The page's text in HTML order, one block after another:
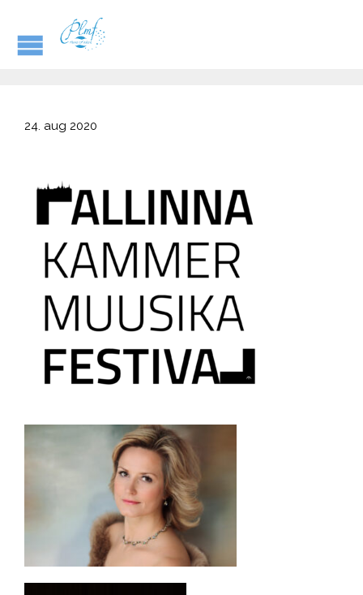
24. aug 2020